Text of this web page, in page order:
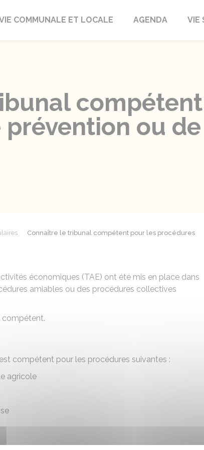
COMMUNALE ET LOCALE AGENDA VIE
ou
Connaître le tribunal compétent pour les procédures
économiques (TAE) ont été mis en place dans
amiables ou des procédures collectives
compétent.
compétent pour les procédures suivantes :
agricole